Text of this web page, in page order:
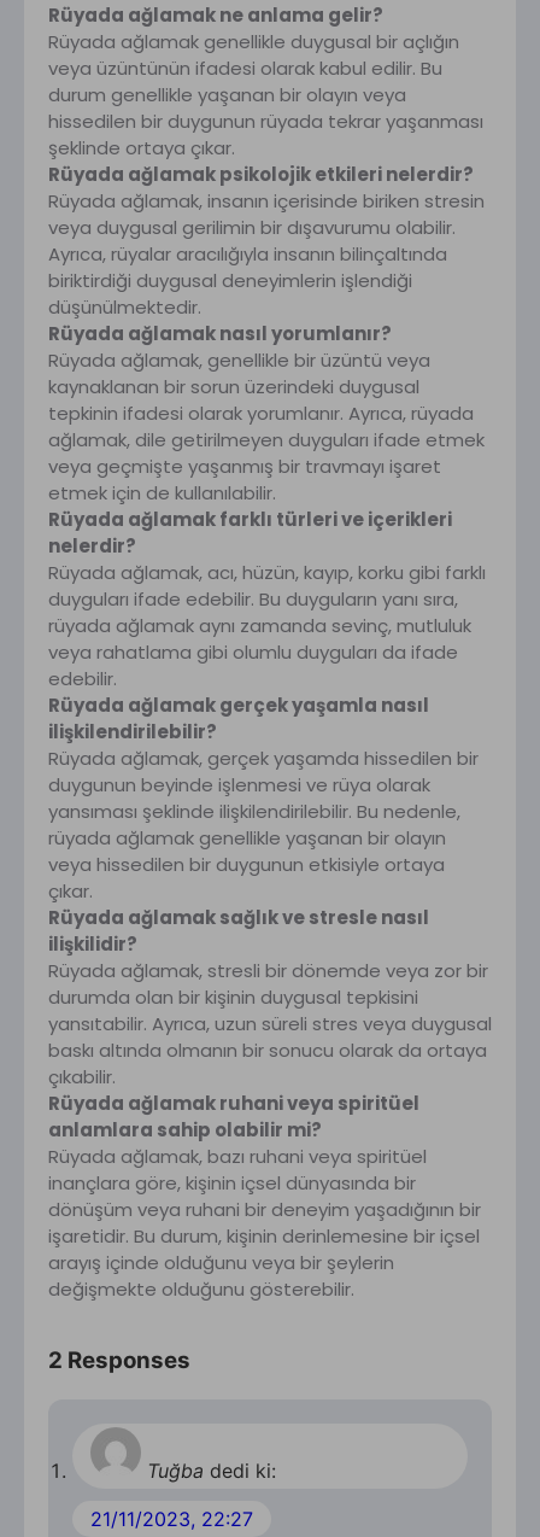
Rüyada ağlamak ne anlama gelir?
Rüyada ağlamak genellikle duygusal bir açlığın
veya üzüntünün ifadesi olarak kabul edilir. Bu
durum genellikle yaşanan bir olayın veya
hissedilen bir duygunun rüyada tekrar yaşanması
şeklinde ortaya çıkar.
Rüyada ağlamak psikolojik etkileri nelerdir?
Rüyada ağlamak, insanın içerisinde biriken stresin
veya duygusal gerilimin bir dışavurumu olabilir.
Ayrıca, rüyalar aracılığıyla insanın bilinçaltında
biriktirdiği duygusal deneyimlerin işlendiği
düşünülmektedir.
Rüyada ağlamak nasıl yorumlanır?
Rüyada ağlamak, genellikle bir üzüntü veya
kaynaklanan bir sorun üzerindeki duygusal
tepkinin ifadesi olarak yorumlanır. Ayrıca, rüyada
ağlamak, dile getirilmeyen duyguları ifade etmek
veya geçmişte yaşanmış bir travmayı işaret
etmek için de kullanılabilir.
Rüyada ağlamak farklı türleri ve içerikleri
nelerdir?
Rüyada ağlamak, acı, hüzün, kayıp, korku gibi farklı
duyguları ifade edebilir. Bu duyguların yanı sıra,
rüyada ağlamak aynı zamanda sevinç, mutluluk
veya rahatlama gibi olumlu duyguları da ifade
edebilir.
Rüyada ağlamak gerçek yaşamla nasıl
ilişkilendirilebilir?
Rüyada ağlamak, gerçek yaşamda hissedilen bir
duygunun beyinde işlenmesi ve rüya olarak
yansıması şeklinde ilişkilendirilebilir. Bu nedenle,
rüyada ağlamak genellikle yaşanan bir olayın
veya hissedilen bir duygunun etkisiyle ortaya
çıkar.
Rüyada ağlamak sağlık ve stresle nasıl
ilişkilidir?
Rüyada ağlamak, stresli bir dönemde veya zor bir
durumda olan bir kişinin duygusal tepkisini
yansıtabilir. Ayrıca, uzun süreli stres veya duygusal
baskı altında olmanın bir sonucu olarak da ortaya
çıkabilir.
Rüyada ağlamak ruhani veya spiritüel
anlamlara sahip olabilir mi?
Rüyada ağlamak, bazı ruhani veya spiritüel
inançlara göre, kişinin içsel dünyasında bir
dönüşüm veya ruhani bir deneyim yaşadığının bir
işaretidir. Bu durum, kişinin derinlemesine bir içsel
arayış içinde olduğunu veya bir şeylerin
değişmekte olduğunu gösterebilir.
2 Responses
Tuğba dedi ki:
21/11/2023, 22:27